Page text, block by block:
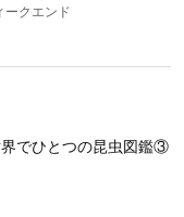
業とは関係なさそ
たのが、江戸時代な
算数」に熱中した？
たのか？
？ ～現代の「算
ークエンド
でひとつの昆虫図鑑③